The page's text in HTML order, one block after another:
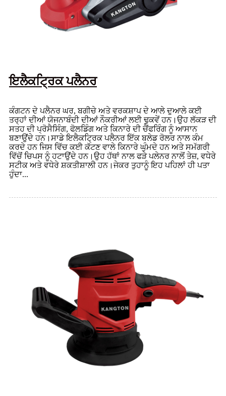
ਇਲੈਕਟ੍ਰਿਕ ਪਲੈਨਰ
ਕੰਗਟਨ ਦੇ ਪਲੈਨਰ ​​ਘਰ, ਬਗੀਚੇ ਅਤੇ ਵਰਕਸ਼ਾਪ ਦੇ ਆਲੇ ਦੁਆਲੇ ਕਈ
ਤਰ੍ਹਾਂ ਦੀਆਂ ਯੋਜਨਾਬੰਦੀ ਦੀਆਂ ਨੌਕਰੀਆਂ ਲਈ ਢੁਕਵੇਂ ਹਨ।ਉਹ ਲੱਕੜ ਦੀ
ਸਤਹ ਦੀ ਪ੍ਰੋਸੈਸਿੰਗ, ਫੋਲਡਿੰਗ ਅਤੇ ਕਿਨਾਰੇ ਦੀ ਚੈਂਫਰਿੰਗ ਨੂੰ ਆਸਾਨ
ਬਣਾਉਂਦੇ ਹਨ।ਸਾਡੇ ਇਲੈਕਟ੍ਰਿਕ ਪਲੈਨਰ ​​ਇੱਕ ਬਲੇਡ ਰੋਲਰ ਨਾਲ ਕੰਮ
ਕਰਦੇ ਹਨ ਜਿਸ ਵਿੱਚ ਕਈ ਕੱਟਣ ਵਾਲੇ ਕਿਨਾਰੇ ਘੁੰਮਦੇ ਹਨ ਅਤੇ ਸਮੱਗਰੀ
ਵਿੱਚੋਂ ਚਿਪਸ ਨੂੰ ਹਟਾਉਂਦੇ ਹਨ।ਉਹ ਹੱਥਾਂ ਨਾਲ ਫੜੇ ਪਲੇਨਰ ਨਾਲੋਂ ਤੇਜ਼, ਵਧੇਰੇ
ਸਟੀਕ ਅਤੇ ਵਧੇਰੇ ਸ਼ਕਤੀਸ਼ਾਲੀ ਹਨ।ਜੇਕਰ ਤੁਹਾਨੂੰ ਇਹ ਪਹਿਲਾਂ ਹੀ ਪਤਾ
ਹੁੰਦਾ...